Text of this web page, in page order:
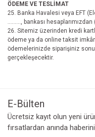
ÖDEME VE TESLİMAT
25. Banka Havalesi veya EFT
........., bankası
26. Sitemiz üzerinden kredi
ödeme ya da online taksit
ödemelerinizde siparişiniz
gerçekleşecektir.
E-Bülten
Ücretsiz kayıt olun yeni
fırsatlardan anında